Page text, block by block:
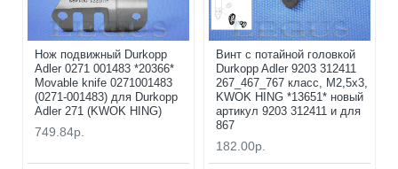
Нож подвижный Durkopp
Adler 0271 001483 *20366*
Movable knife 0271001483
(0271-001483) для Durkopp
Adler 271 (KWOK HING)
749.84р.
Винт с потайной головкой
Durkopp Adler 9203 312411
267_467_767 класс, M2,5x3,
KWOK HING *13651* новый
артикул 9203 312411 и для
867
182.00р.